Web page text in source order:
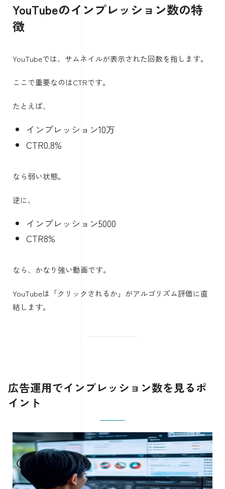
YouTubeのインプレッション数の特
徴
YouTubeでは、サムネイルが表示された回数を指します。
ここで重要なのはCTRです。
たとえば、
インプレッション10万
CTR0.8%
なら弱い状態。
逆に、
インプレッション5000
CTR8%
なら、かなり強い動画です。
YouTubeは「クリックされるか」がアルゴリズム評価に直
結します。
広告運用でインプレッション数を見るポ
イント